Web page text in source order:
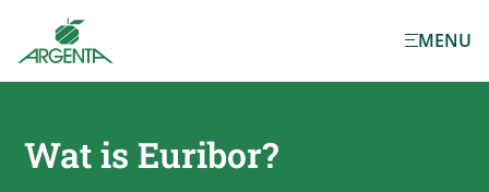
Ga naar de
hoofdinhoud
MENU
Wat is Euribor?